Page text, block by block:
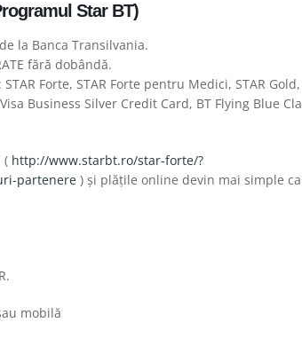
Star BT)
la Banca Transilvania.
fără dobândă.
Forte, STAR Forte pentru Medici, STAR Gold,
Business Silver Credit Card, BT Flying Blue
( http://www.starbt.ro/star-forte/?
partenere ) și plățile online devin mai simple ca
mobilă